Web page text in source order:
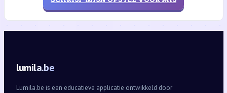
lumila.be
Lumila.be is een educatieve applicatie ontwikkeld door